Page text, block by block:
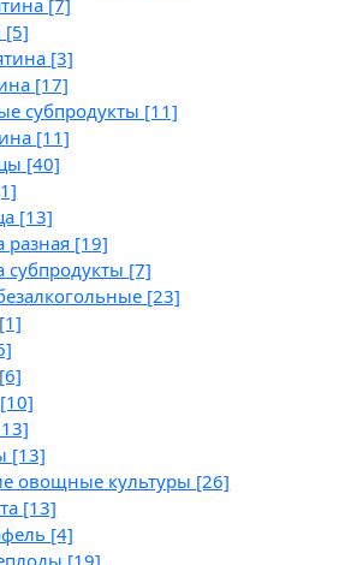
[7]
[5]
[3]
[17]
субпродукты [11]
[11]
[40]
[13]
разная [19]
субпродукты [7]
[23]
[1]
[6]
[10]
[13]
овощные культуры [26]
[13]
[4]